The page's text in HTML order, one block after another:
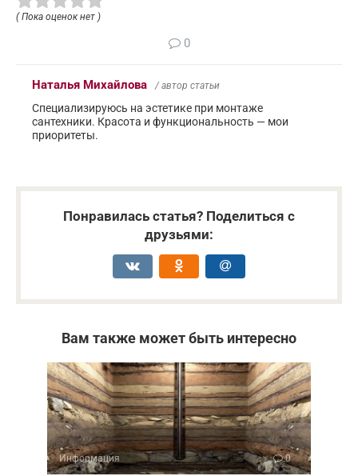
( Пока оценок нет )
0
Наталья Михайлова / автор статьи
Специализируюсь на эстетике при монтаже
сантехники. Красота и функциональность — мои
приоритеты.
Понравилась статья? Поделиться с
друзьями:
Вам также может быть интересно
Информация 0